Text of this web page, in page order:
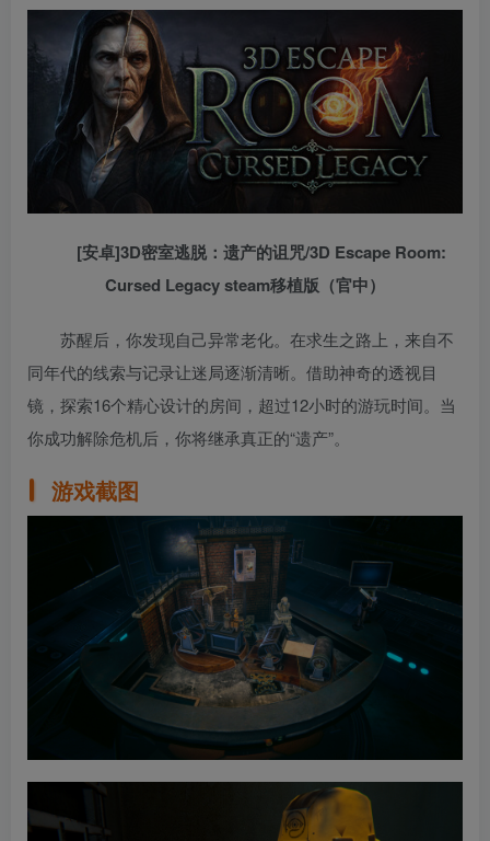
[安卓]3D密室逃脱：遗产的诅咒/3D Escape Room:
Cursed Legacy steam移植版（官中）
苏醒后，你发现自己异常老化。在求生之路上，来自不
同年代的线索与记录让迷局逐渐清晰。借助神奇的透视目
镜，探索16个精心设计的房间，超过12小时的游玩时间。当
你成功解除危机后，你将继承真正的“遗产”。
游戏截图